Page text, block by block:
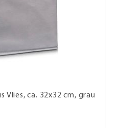
Vlies, ca. 32x32 cm, grau